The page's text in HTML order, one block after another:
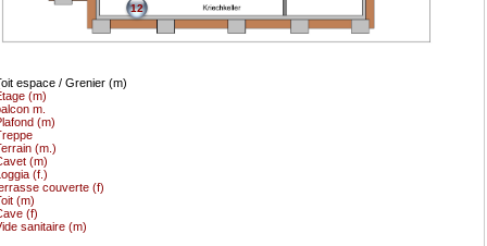
espace / Grenier (m)
(m)
m.
(m)
(m.)
(m)
(f.)
couverte (f)
(m)
(f)
sanitaire (m)
12